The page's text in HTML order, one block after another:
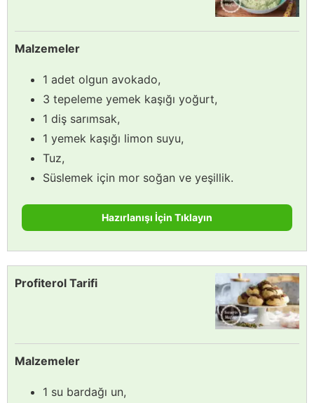
Malzemeler
1 adet olgun avokado,
3 tepeleme yemek kaşığı yoğurt,
1 diş sarımsak,
1 yemek kaşığı limon suyu,
Tuz,
Süslemek için mor soğan ve yeşillik.
Hazırlanışı İçin Tıklayın
Profiterol Tarifi
Malzemeler
1 su bardağı un,